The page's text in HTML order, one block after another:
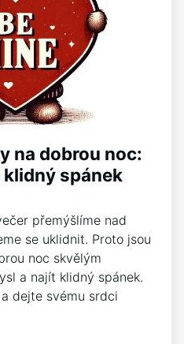
na dobrou noc:
klidný spánek
přemýšlíme nad
se uklidnit. Proto jsou
noc skvělým
a najít klidný spánek.
dejte svému srdci